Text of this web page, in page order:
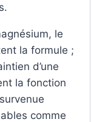
le
la formule ;
d’une
la fonction
comme